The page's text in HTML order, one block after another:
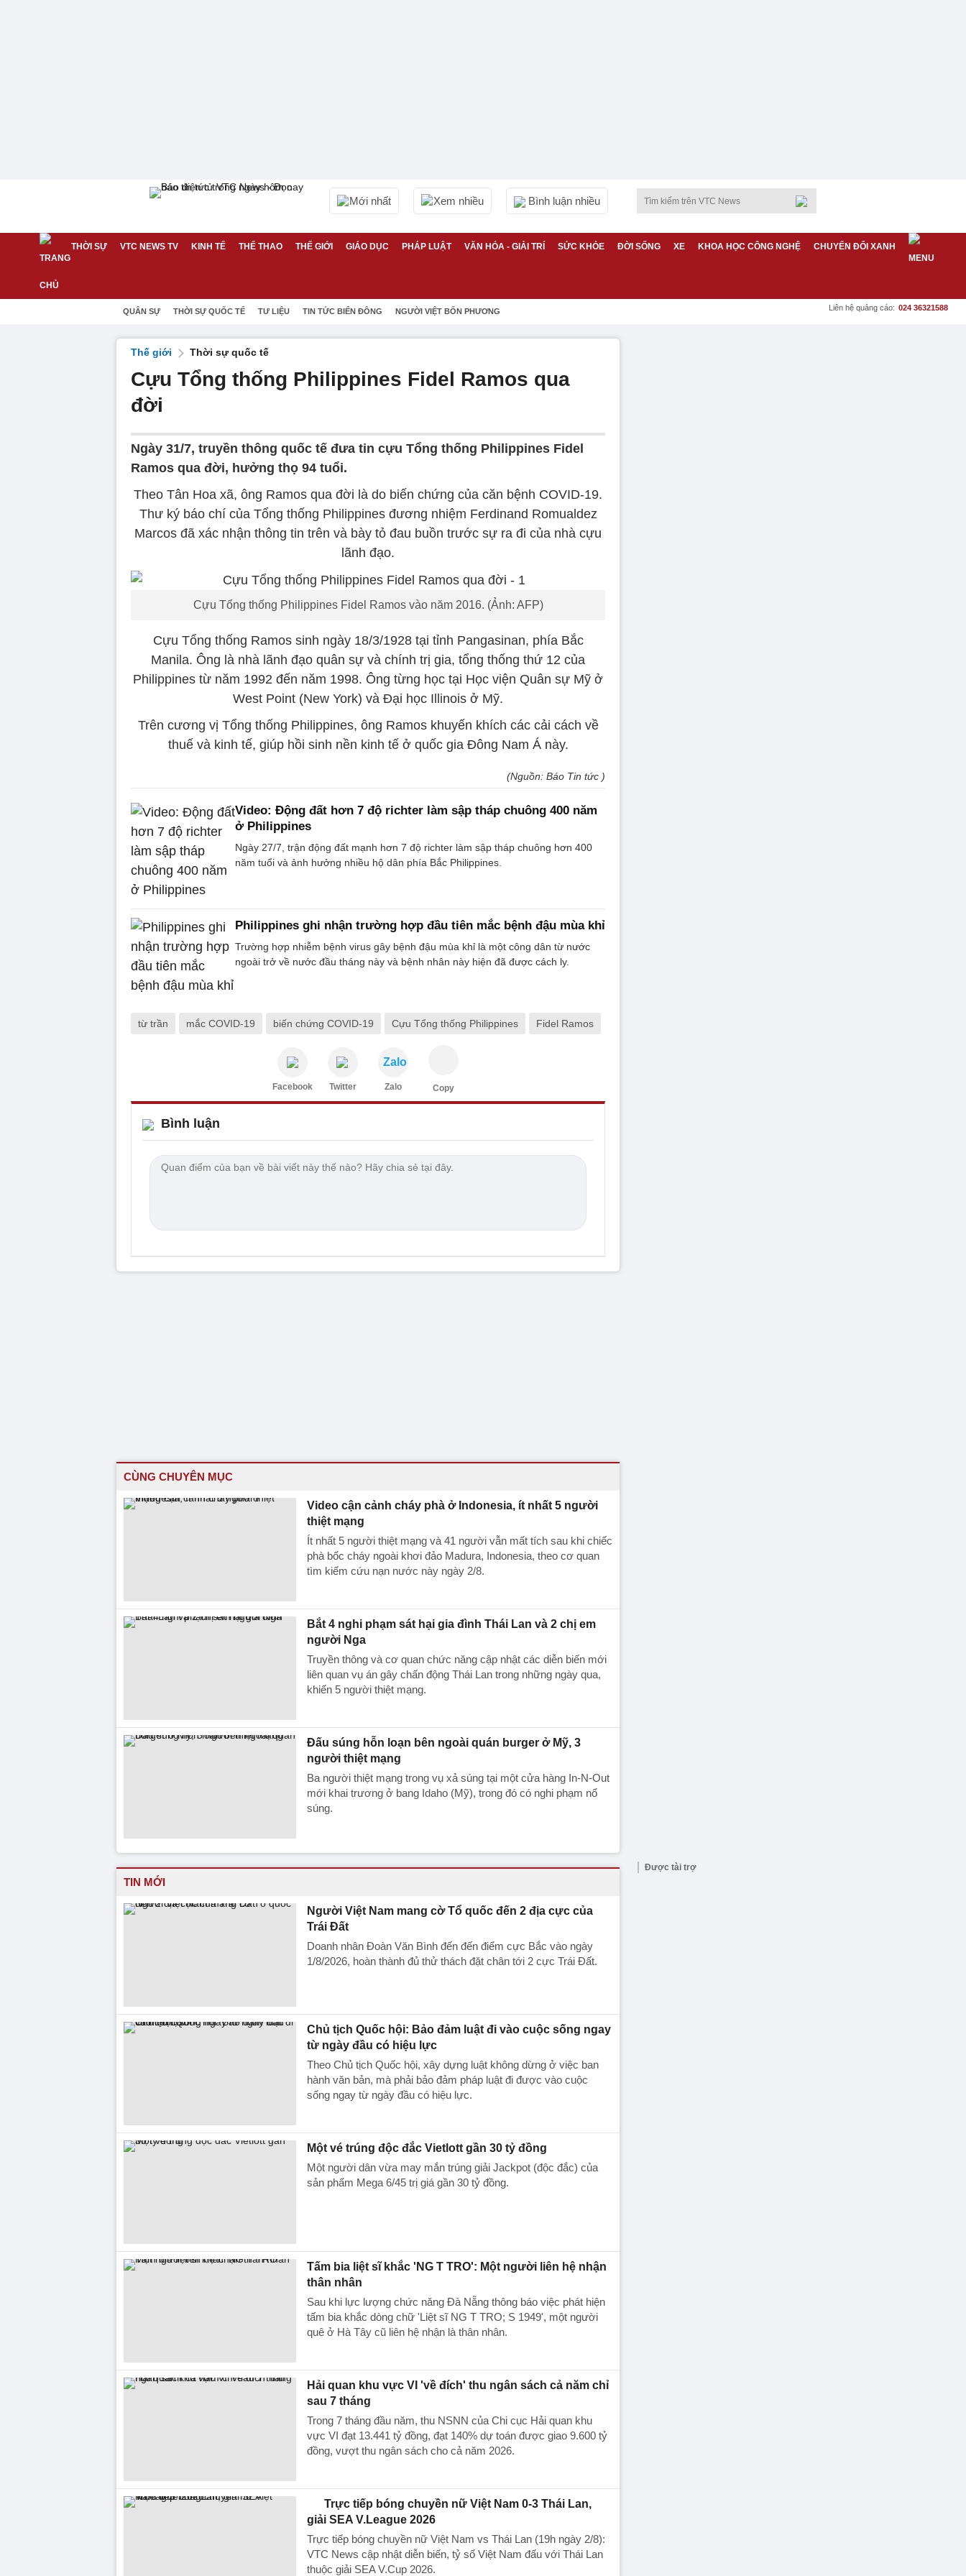
Mới nhất Xem nhiều Bình luận nhiều
THỜI SỰ VTC NEWS TV KINH TẾ THỂ THAO THẾ GIỚI GIÁO DỤC PHÁP LUẬT VĂN HÓA - GIẢI TRÍ SỨC KHỎE ĐỜI SỐNG XE KHOA HỌC CÔNG NGHỆ CHUYỂN ĐỔI XANH
QUÂN SỰ THỜI SỰ QUỐC TẾ TƯ LIỆU TIN TỨC BIỂN ĐÔNG NGƯỜI VIỆT BỐN PHƯƠNG Liên hệ quảng cáo: 024 36321588
Thế giới Thời sự quốc tế
Cựu Tổng thống Philippines Fidel Ramos qua
đời
Ngày 31/7, truyền thông quốc tế đưa tin cựu Tổng thống Philippines Fidel
Ramos qua đời, hưởng thọ 94 tuổi.
Theo Tân Hoa xã, ông Ramos qua đời là do biến chứng của căn bệnh COVID-19.
Thư ký báo chí của Tổng thống Philippines đương nhiệm Ferdinand Romualdez
Marcos đã xác nhận thông tin trên và bày tỏ đau buồn trước sự ra đi của nhà cựu
lãnh đạo.
Cựu Tổng thống Philippines Fidel Ramos vào năm 2016. (Ảnh: AFP)
Cựu Tổng thống Ramos sinh ngày 18/3/1928 tại tỉnh Pangasinan, phía Bắc
Manila. Ông là nhà lãnh đạo quân sự và chính trị gia, tổng thống thứ 12 của
Philippines từ năm 1992 đến năm 1998. Ông từng học tại Học viện Quân sự Mỹ ở
West Point (New York) và Đại học Illinois ở Mỹ.
Trên cương vị Tổng thống Philippines, ông Ramos khuyến khích các cải cách về
thuế và kinh tế, giúp hồi sinh nền kinh tế ở quốc gia Đông Nam Á này.
(Nguồn: Báo Tin tức )
Video: Động đất hơn 7 độ richter làm sập tháp chuông 400 năm
ở Philippines
Ngày 27/7, trận động đất mạnh hơn 7 độ richter làm sập tháp chuông hơn 400
năm tuổi và ảnh hưởng nhiều hộ dân phía Bắc Philippines.
Philippines ghi nhận trường hợp đầu tiên mắc bệnh đậu mùa khỉ
Trường hợp nhiễm bệnh virus gây bệnh đậu mùa khỉ là một công dân từ nước
ngoài trở về nước đầu tháng này và bệnh nhân này hiện đã được cách ly.
từ trần mắc COVID-19 biến chứng COVID-19 Cựu Tổng thống Philippines Fidel Ramos
Facebook Twitter
Zalo
Zalo Copy
Bình luận
CÙNG CHUYÊN MỤC
Video cận cảnh cháy phà ở Indonesia, ít nhất 5 người
thiệt mạng
Ít nhất 5 người thiệt mạng và 41 người vẫn mất tích sau khi chiếc
phà bốc cháy ngoài khơi đảo Madura, Indonesia, theo cơ quan
tìm kiếm cứu nạn nước này ngày 2/8.
Bắt 4 nghi phạm sát hại gia đình Thái Lan và 2 chị em
người Nga
Truyền thông và cơ quan chức năng cập nhật các diễn biến mới
liên quan vụ án gây chấn động Thái Lan trong những ngày qua,
khiến 5 người thiệt mạng.
Đấu súng hỗn loạn bên ngoài quán burger ở Mỹ, 3
người thiệt mạng
Ba người thiệt mạng trong vụ xả súng tại một cửa hàng In-N-Out
mới khai trương ở bang Idaho (Mỹ), trong đó có nghi phạm nổ
súng.
TIN MỚI
Người Việt Nam mang cờ Tổ quốc đến 2 địa cực của
Trái Đất
Doanh nhân Đoàn Văn Bình đến đến điểm cực Bắc vào ngày
1/8/2026, hoàn thành đủ thử thách đặt chân tới 2 cực Trái Đất.
Chủ tịch Quốc hội: Bảo đảm luật đi vào cuộc sống ngay
từ ngày đầu có hiệu lực
Theo Chủ tịch Quốc hội, xây dựng luật không dừng ở việc ban
hành văn bản, mà phải bảo đảm pháp luật đi được vào cuộc
sống ngay từ ngày đầu có hiệu lực.
Một vé trúng độc đắc Vietlott gần 30 tỷ đồng
Một người dân vừa may mắn trúng giải Jackpot (độc đắc) của
sản phẩm Mega 6/45 trị giá gần 30 tỷ đồng.
Tấm bia liệt sĩ khắc 'NG T TRO': Một người liên hệ nhận
thân nhân
Sau khi lực lượng chức năng Đà Nẵng thông báo việc phát hiện
tấm bia khắc dòng chữ 'Liệt sĩ NG T TRO; S 1949', một người
quê ở Hà Tây cũ liên hệ nhận là thân nhân.
Hải quan khu vực VI 'về đích' thu ngân sách cả năm chỉ
sau 7 tháng
Trong 7 tháng đầu năm, thu NSNN của Chi cục Hải quan khu
vực VI đạt 13.441 tỷ đồng, đạt 140% dự toán được giao 9.600 tỷ
đồng, vượt thu ngân sách cho cả năm 2026.
Trực tiếp bóng chuyền nữ Việt Nam 0-3 Thái Lan,
giải SEA V.League 2026
Trực tiếp bóng chuyền nữ Việt Nam vs Thái Lan (19h ngày 2/8):
VTC News cập nhật diễn biến, tỷ số Việt Nam đấu với Thái Lan
thuộc giải SEA V.Cup 2026.
Được tài trợ